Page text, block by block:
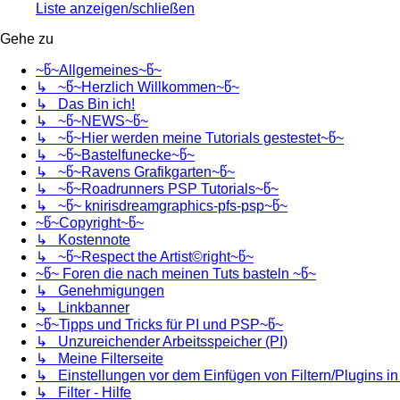
Liste anzeigen/schließen
Gehe zu
~წ~Allgemeines~წ~
↳ ~წ~Herzlich Willkommen~წ~
↳ Das Bin ich!
↳ ~წ~NEWS~წ~
↳ ~წ~Hier werden meine Tutorials gestestet~წ~
↳ ~წ~Bastelfunecke~წ~
↳ ~წ~Ravens Grafikgarten~წ~
↳ ~წ~Roadrunners PSP Tutorials~წ~
↳ ~წ~ knirisdreamgraphics-pfs-psp~წ~
~წ~Copyright~წ~
↳ Kostennote
↳ ~წ~Respect the Artist©right~წ~
~წ~ Foren die nach meinen Tuts basteln ~წ~
↳ Genehmigungen
↳ Linkbanner
~წ~Tipps und Tricks für PI und PSP~წ~
↳ Unzureichender Arbeitsspeicher (PI)
↳ Meine Filterseite
↳ Einstellungen vor dem Einfügen von Filtern/Plugins in
↳ Filter - Hilfe